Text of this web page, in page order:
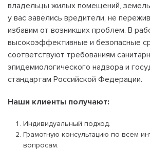
владельцы жилых помещений,
у вас завелись вредители, не
избавим от возникших проблем. В
высокоэффективные и безопасные
соответствуют требованиям
эпидемиологического надзора и
стандартам Российской Федерации.
Наши клиенты получают:
Индивидуальный подход.
Грамотную консультацию по всем
вопросам.